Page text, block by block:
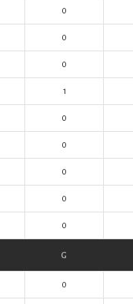
0
0
0
1
0
0
0
0
0
G
0